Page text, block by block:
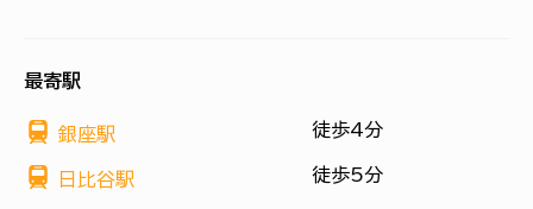
最寄駅
銀座駅 徒歩4分
日比谷駅 徒歩5分